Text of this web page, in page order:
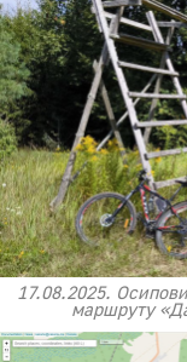
17.08.2025.
маршруту